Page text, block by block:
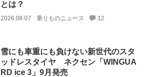
とは？
2026.08.07 乗りものニュース 12
雪にも車重にも負けない新世代のスタ
ッドレスタイヤ ネクセン「WINGUA
RD ice 3」9月発売